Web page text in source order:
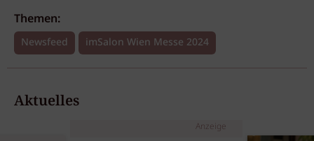
Themen:
Newsfeed imSalon Wien Messe 2024
Aktuelles
Anzeige